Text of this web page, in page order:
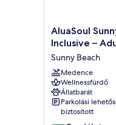
AluaSoul
Sunny
-
All
Inclusive
–
Adults
Only
AluaSoul
Inclusive –
Sunny Beach
Medence
Wellnessfürdő
Állatbarát
Parkolási
biztosított